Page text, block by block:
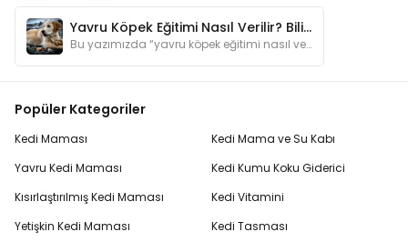
Yavru Köpek Eğitimi Nasıl Verilir? Bilinmesi Gereken 8 Konu
Bu yazımızda “yavru köpek eğitimi nasıl verilir?” sorusunun yanıtlarını keşfetmenizi sağlayacak öneriler bulabilirsiniz.
Popüler Kategoriler
Kedi Maması
Yavru Kedi Maması
Kısırlaştırılmış Kedi Maması
Yetişkin Kedi Maması
Kedi Mama ve Su Kabı
Kedi Kumu Koku Giderici
Kedi Vitamini
Kedi Tasması